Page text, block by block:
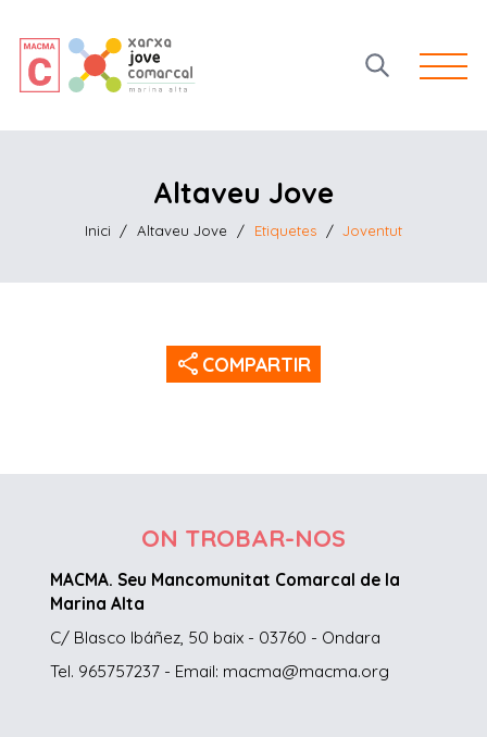
Open
Altaveu Jove
Inici / Altaveu Jove / Etiquetes / Joventut
share COMPARTIR
ON TROBAR-NOS
MACMA. Seu Mancomunitat Comarcal de la
Marina Alta
C/ Blasco Ibáñez, 50 baix - 03760 - Ondara
Tel. 965757237 - Email: macma@macma.org